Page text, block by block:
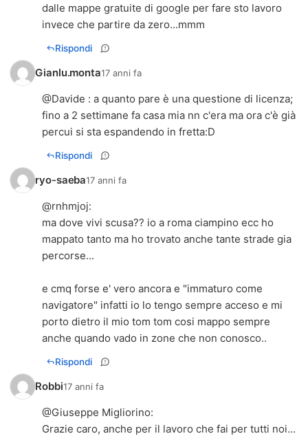
dalle mappe gratuite di google per fare sto lavoro
invece che partire da zero...mmm
Rispondi
Gianlu.monta17 anni fa
@Davide : a quanto pare è una questione di licenza;
fino a 2 settimane fa casa mia nn c'era ma ora c'è già
percui si sta espandendo in fretta:D
Rispondi
ryo-saeba17 anni fa
@rnhmjoj:
ma dove vivi scusa?? io a roma ciampino ecc ho
mappato tanto ma ho trovato anche tante strade gia
percorse...
e cmq forse e' vero ancora e "immaturo come
navigatore" infatti io lo tengo sempre acceso e mi
porto dietro il mio tom tom cosi mappo sempre
anche quando vado in zone che non conosco..
Rispondi
Robbi17 anni fa
@Giuseppe Migliorino:
Grazie caro, anche per il lavoro che fai per tutti noi...